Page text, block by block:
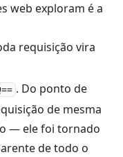
web exploram é a
requisição vira
. Do ponto de
de mesma
— ele foi tornado
de todo o